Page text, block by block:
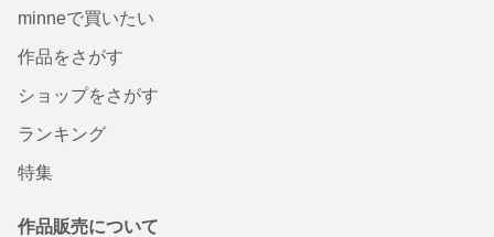
minneで買いたい
作品をさがす
ショップをさがす
ランキング
特集
作品販売について